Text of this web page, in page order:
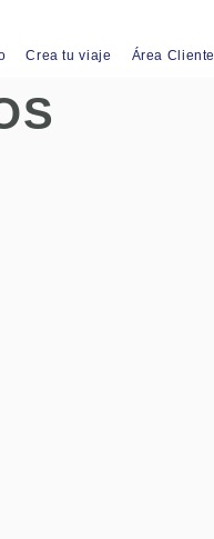
Crea tu viaje Área Cliente